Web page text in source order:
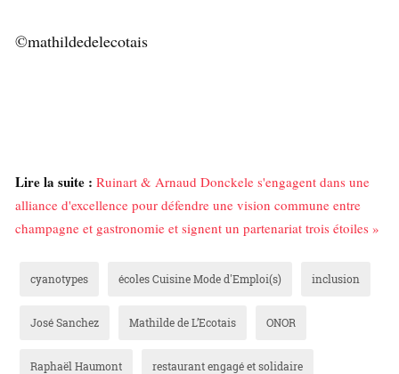
©mathildedelecotais
Lire la suite : Ruinart & Arnaud Donckele s'engagent dans une
alliance d'excellence pour défendre une vision commune entre
champagne et gastronomie et signent un partenariat trois étoiles »
cyanotypes écoles Cuisine Mode d'Emploi(s) inclusion
José Sanchez Mathilde de L’Ecotais ONOR
Raphaël Haumont restaurant engagé et solidaire